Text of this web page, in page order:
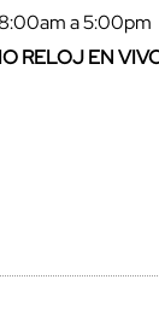
a 5:00pm
RELOJ EN